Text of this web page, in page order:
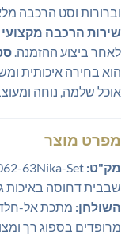
וברורות וסט הרכבה
שירות הרכבה מקצועי
לאחר ביצוע ההזמנה. סט
הוא בחירה איכותית
אוכל שלמה, נוחה
מפרט מוצר
מק"ט:
שבבית דחוסה באיכות
השולחן: מתכת אל-
מרופדים בספוג רך